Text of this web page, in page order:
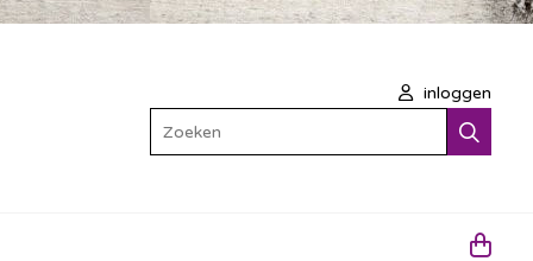
inloggen